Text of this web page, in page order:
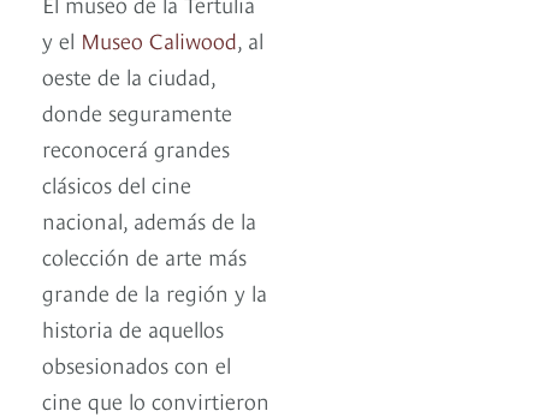
y el Museo Caliwood, al
oeste de la ciudad,
donde seguramente
reconocerá grandes
clásicos del cine
nacional, además de la
colección de arte más
grande de la región y la
historia de aquellos
obsesionados con el
cine que lo convirtieron